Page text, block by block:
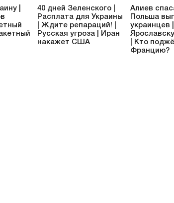
|
40 дней Зеленского |
Расплата для Украины
| Ждите репараций! |
Русская угроза | Иран
накажет США
Алиев
Польша
украинцев
| Кто
Францию?